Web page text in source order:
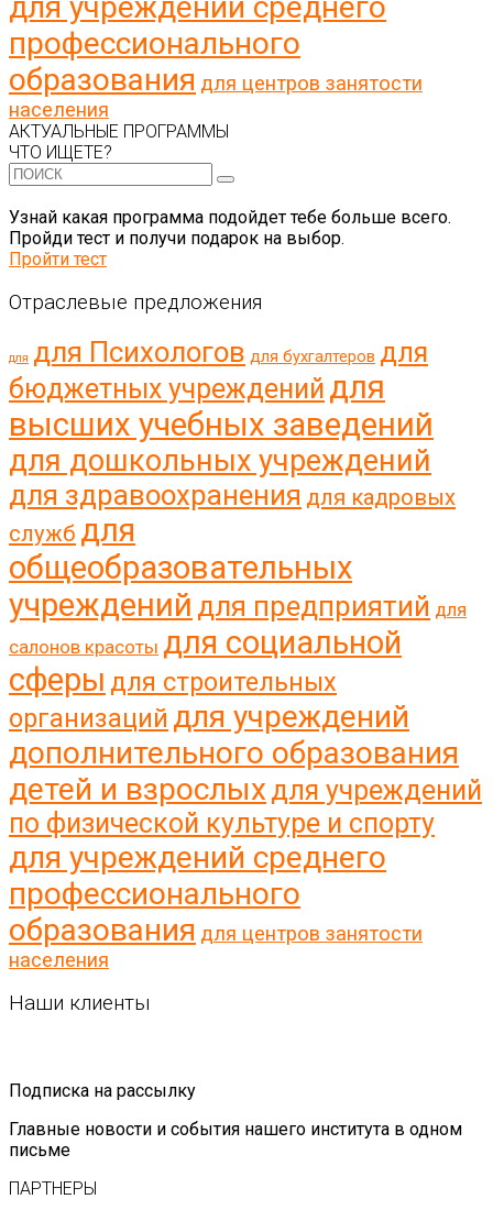
для учреждений среднего
профессионального
образования для центров занятости
населения
АКТУАЛЬНЫЕ ПРОГРАММЫ
ЧТО ИЩЕТЕ?
Узнай какая программа подойдет тебе больше всего.
Пройди тест и получи подарок на выбор.
Пройти тест
Отраслевые предложения
для для Психологов для бухгалтеров для
бюджетных учреждений для
высших учебных заведений
для дошкольных учреждений
для здравоохранения для кадровых
служб для
общеобразовательных
учреждений для предприятий для
салонов красоты для социальной
сферы для строительных
организаций для учреждений
дополнительного образования
детей и взрослых для учреждений
по физической культуре и спорту
для учреждений среднего
профессионального
образования для центров занятости
населения
Наши клиенты
Подписка на рассылку
Главные новости и события нашего института в одном
письме
ПАРТНЕРЫ